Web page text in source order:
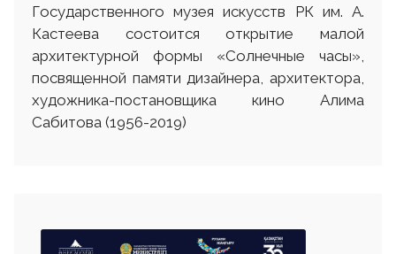
Государственного музея искусств РК им. А.
Кастеева состоится открытие малой
архитектурной формы «Солнечные часы»,
посвященной памяти дизайнера, архитектора,
художника-постановщика кино Алима
Сабитова (1956-2019)